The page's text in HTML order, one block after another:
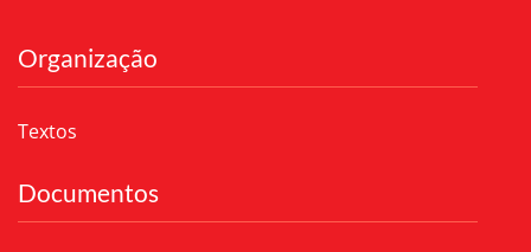
Organização
Textos
Documentos